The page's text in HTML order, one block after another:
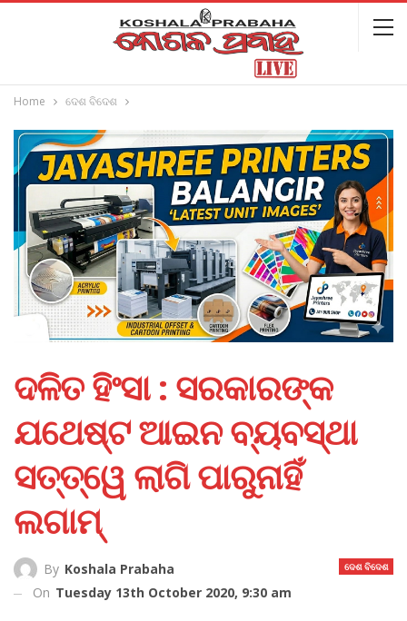
Home ଦେଶ ବିଦେଶ
ଦଳିତ ହିଂସା : ସରକାରଙ୍କ
ଯଥେଷ୍ଟ ଆଇନ ବ୍ୟବସ୍ଥା
ସତ୍ତ୍ୱେ ଲାଗି ପାରୁନାହିଁ
ଲଗାମ୍‌
ଦେଶ ବିଦେଶ
By Koshala Prabaha
On Tuesday 13th October 2020, 9:30 am